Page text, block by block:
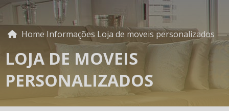
Home Informações Loja de moveis personalizados
LOJA DE MOVEIS
PERSONALIZADOS